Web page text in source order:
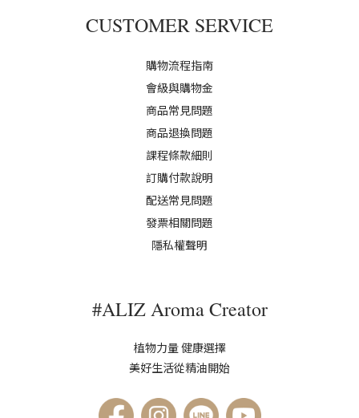
CUSTOMER SERVICE
購物流程指南
會級與購物金
商品常見問題
商品退換問題
課程條款細則
訂購付款說明
配送常見問題
發票相關問題
隱私權聲明
#ALIZ Aroma Creator
植物力量 健康選擇
美好生活從精油開始